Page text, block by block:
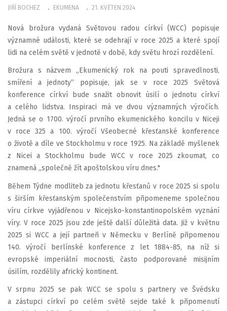
JIŘÍ BOCHEZ EKUMENA 21. KVĚTEN 2024
Nová brožura vydaná Světovou radou církví (WCC) popisuje
významné události, které se odehrají v roce 2025 a které spojí
lidi na celém světě v jednotě v době, kdy světu hrozí rozdělení.
Brožura s názvem „Ekumenický rok na pouti spravedlnosti,
smíření a jednoty“ popisuje, jak se v roce 2025 Světová
konference církví bude snažit obnovit úsilí o jednotu církví
a celého lidstva. Inspiraci má ve dvou významných výročích.
Jedná se o 1700. výročí prvního ekumenického koncilu v Niceji
v roce 325 a 100. výročí Všeobecné křesťanské konference
o životě a díle ve Stockholmu v roce 1925. Na základě myšlenek
z Nicei a Stockholmu bude WCC v roce 2025 zkoumat, co
znamená „společně žít apoštolskou víru dnes."
Během Týdne modliteb za jednotu křesťanů v roce 2025 si spolu
s širším křesťanským společenstvím připomeneme společnou
víru církve vyjádřenou v Nicejsko-konstantinopolském vyznání
víry. V roce 2025 jsou zde ještě další důležitá data. Již v květnu
2025 si WCC a její partneři v Německu v Berlíně připomenou
140. výročí berlínské konference z let 1884-85, na níž si
evropské imperiální mocnosti, často podporované misijním
úsilím, rozdělily africký kontinent.
V srpnu 2025 se pak WCC se spolu s partnery ve Švédsku
a zástupci církví po celém světě sejde také k připomenutí